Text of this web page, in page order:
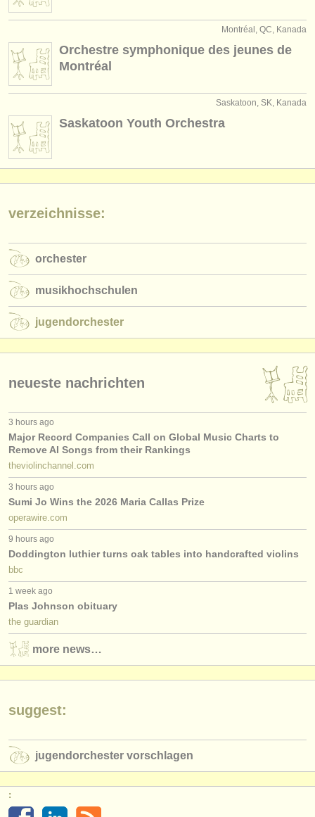
Montréal, QC, Kanada
Orchestre symphonique des jeunes de
Montréal
Saskatoon, SK, Kanada
Saskatoon Youth Orchestra
verzeichnisse:
orchester
musikhochschulen
jugendorchester
neueste nachrichten
3 hours ago
Major Record Companies Call on Global Music Charts to
Remove AI Songs from their Rankings
theviolinchannel.com
3 hours ago
Sumi Jo Wins the 2026 Maria Callas Prize
operawire.com
9 hours ago
Doddington luthier turns oak tables into handcrafted violins
bbc
1 week ago
Plas Johnson obituary
the guardian
more news…
suggest:
jugendorchester vorschlagen
: